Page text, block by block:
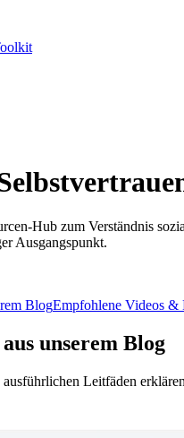
Hub zum Verständnis
Ausgangspunkt.
BlogEmpfohlene Videos &
unserem Blog
ausführlichen Leitfäden